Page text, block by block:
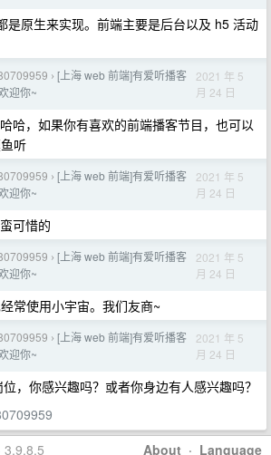
是原生来实现。前端主要是后台以及 h5 活动
› [上海 web 前端]有爱听播客
迎你~
2021 年 5
月 24 日
哈，如果你有喜欢的前端播客节目，也可以
听
› [上海 web 前端]有爱听播客
迎你~
2021 年 5
月 24 日
可惜的
› [上海 web 前端]有爱听播客
迎你~
2021 年 5
月 24 日
常使用小宇宙。我们友商~
› [上海 web 前端]有爱听播客
迎你~
2021 年 5
月 24 日
，你感兴趣吗？或者你身边有人感兴趣吗？
About · Language
3.9.8.5